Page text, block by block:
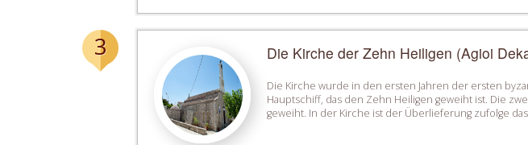
3 Die Kirche der Zehn Heiligen (Agioi
Die Kirche wurde in den ersten Jahren der ersten
Hauptschiff, das den Zehn Heiligen geweiht ist. Die
geweiht. In der Kirche ist der Überlieferung zufolge